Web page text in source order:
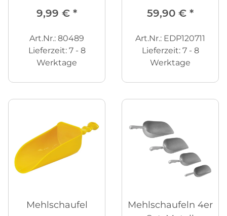
9,99 € *
Art.Nr.: 80489
Lieferzeit: 7 - 8
Werktage
59,90 € *
Art.Nr.: EDP120711
Lieferzeit: 7 - 8
Werktage
Mehlschaufel
Mehlschaufeln 4er